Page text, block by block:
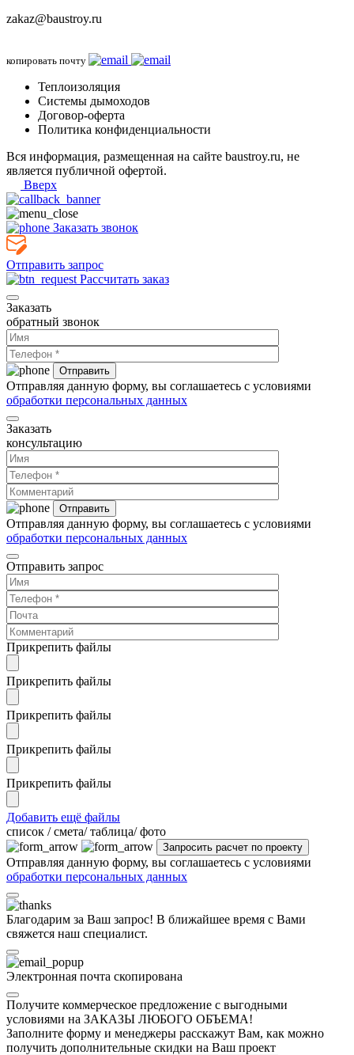
zakaz@baustroy.ru
копировать почту
Теплоизоляция
Системы дымоходов
Договор-оферта
Политика конфиденциальности
Вся информация, размещенная на сайте baustroy.ru, не
является публичной офертой.
Вверх
Заказать звонок
Отправить запрос
Рассчитать заказ
Заказать
обратный звонок
Отправляя данную форму, вы соглашаетесь с условиями
обработки персональных данных
Заказать
консультацию
Отправляя данную форму, вы соглашаетесь с условиями
обработки персональных данных
Отправить запрос
Прикрепить файлы
Прикрепить файлы
Прикрепить файлы
Прикрепить файлы
Прикрепить файлы
Добавить ещё файлы
cписок / смета/ таблица/ фото
Отправляя данную форму, вы соглашаетесь с условиями
обработки персональных данных
Благодарим за Ваш запрос! В ближайшее время с Вами
свяжется наш специалист.
Электронная почта скопирована
Получите коммерческое предложение с выгодными
условиями на ЗАКАЗЫ ЛЮБОГО ОБЪЕМА!
Заполните форму и менеджеры расскажут Вам, как можно
получить дополнительные скидки на Ваш проект